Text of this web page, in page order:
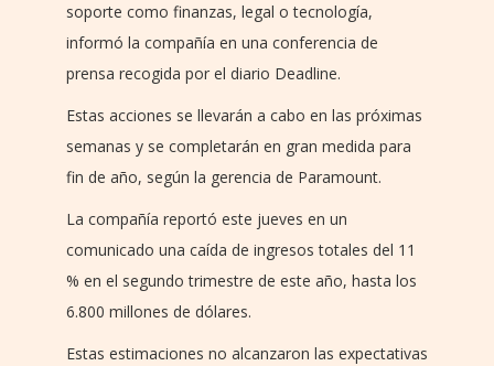
soporte como finanzas, legal o tecnología,
informó la compañía en una conferencia de
prensa recogida por el diario Deadline.
Estas acciones se llevarán a cabo en las próximas
semanas y se completarán en gran medida para
fin de año, según la gerencia de Paramount.
La compañía reportó este jueves en un
comunicado una caída de ingresos totales del 11
% en el segundo trimestre de este año, hasta los
6.800 millones de dólares.
Estas estimaciones no alcanzaron las expectativas